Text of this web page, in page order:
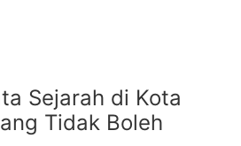
Sejarah di Kota
Tidak Boleh